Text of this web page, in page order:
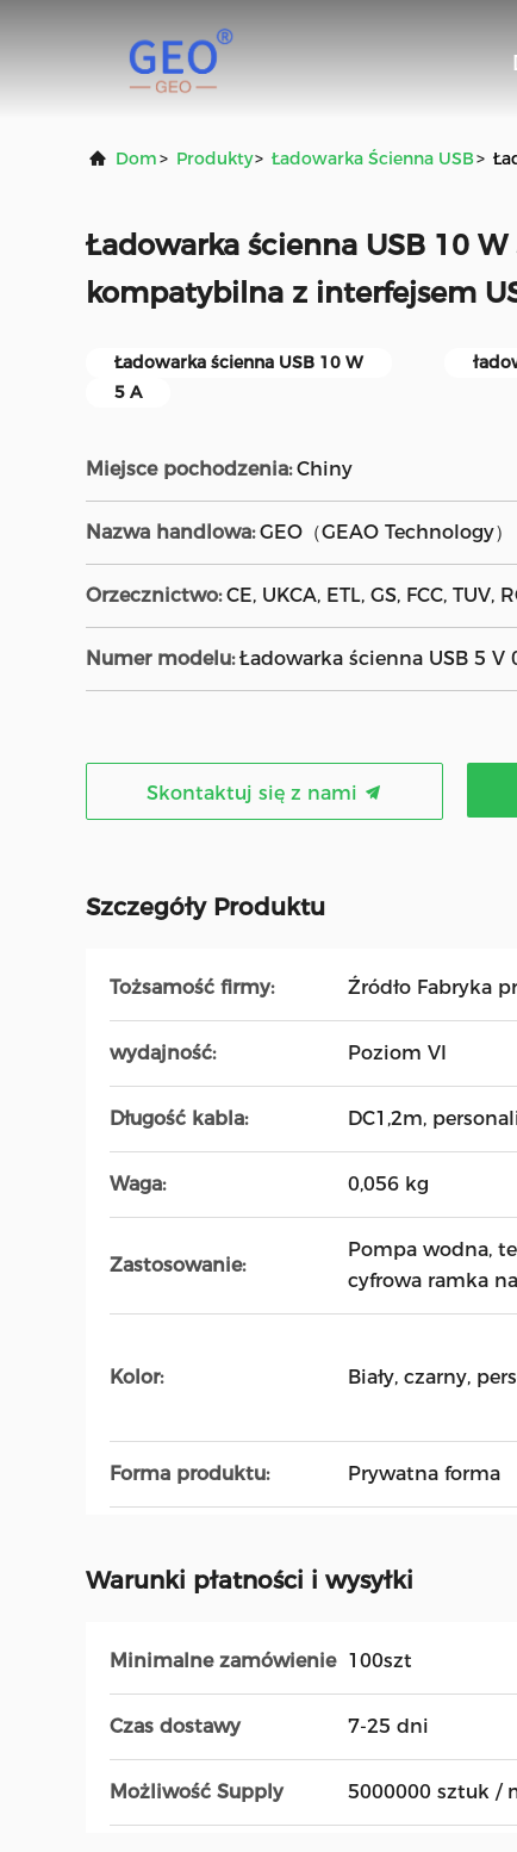
Dom> Produkty> Ładowarka Ścienna USB>
Ładowarka ścienna USB 10 W
kompatybilna z interfejsem
Ładowarka ścienna USB 10 W
5 A
Miejsce pochodzenia: Chiny
Nazwa handlowa: GEO（GEAO Technology）
Orzecznictwo: CE, UKCA, ETL, GS, FCC, TUV,
Numer modelu: Ładowarka ścienna USB 5 V
Skontaktuj się z nami
Szczegóły Produktu
Tożsamość firmy: Źródło Fabryka
wydajność: Poziom VI
Długość kabla: DC1,2m,
Waga: 0,056 kg
Zastosowanie:
Pompa wodna,
cyfrowa ramka
Kolor: Biały, czarny,
Forma produktu: Prywatna forma
Warunki płatności i wysyłki
Minimalne zamówienie 100szt
Czas dostawy 7-25 dni
Możliwość Supply 5000000 sztuk /